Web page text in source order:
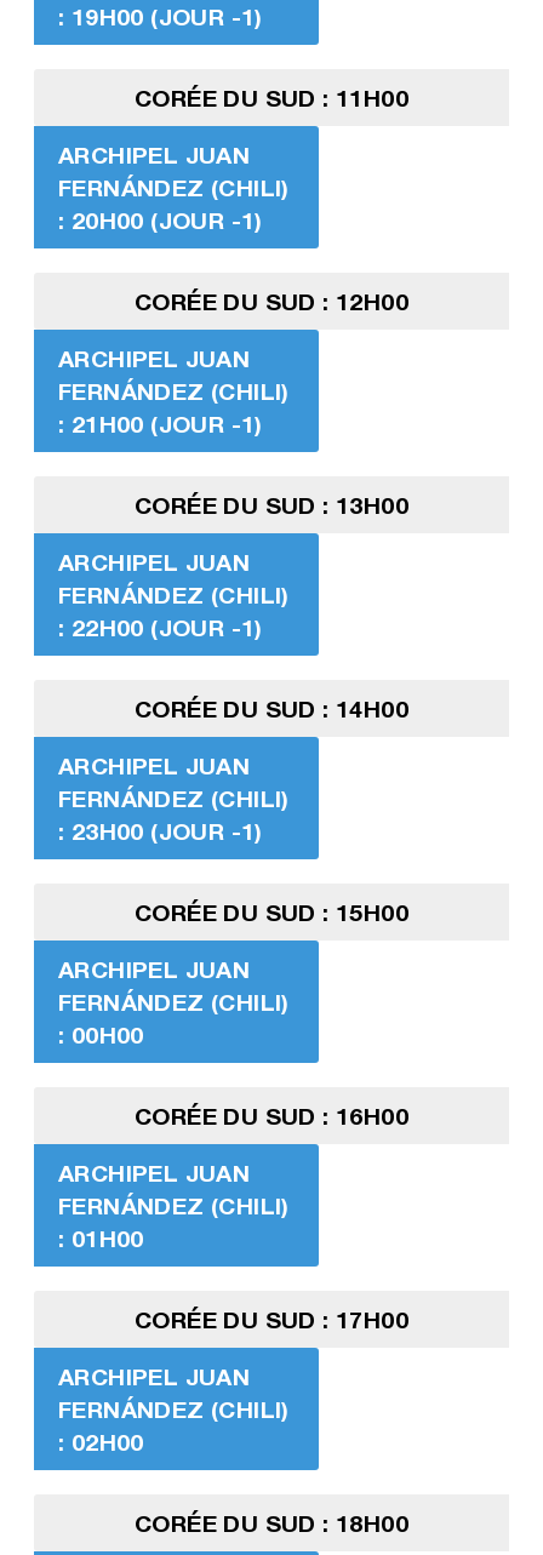
: 19H00 (JOUR -1)
CORÉE DU SUD : 11H00
ARCHIPEL JUAN
FERNÁNDEZ (CHILI)
: 20H00 (JOUR -1)
CORÉE DU SUD : 12H00
ARCHIPEL JUAN
FERNÁNDEZ (CHILI)
: 21H00 (JOUR -1)
CORÉE DU SUD : 13H00
ARCHIPEL JUAN
FERNÁNDEZ (CHILI)
: 22H00 (JOUR -1)
CORÉE DU SUD : 14H00
ARCHIPEL JUAN
FERNÁNDEZ (CHILI)
: 23H00 (JOUR -1)
CORÉE DU SUD : 15H00
ARCHIPEL JUAN
FERNÁNDEZ (CHILI)
: 00H00
CORÉE DU SUD : 16H00
ARCHIPEL JUAN
FERNÁNDEZ (CHILI)
: 01H00
CORÉE DU SUD : 17H00
ARCHIPEL JUAN
FERNÁNDEZ (CHILI)
: 02H00
CORÉE DU SUD : 18H00